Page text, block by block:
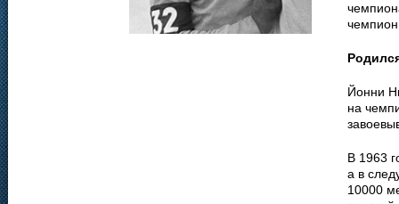
Йонни
на
В 1963
а в
10000